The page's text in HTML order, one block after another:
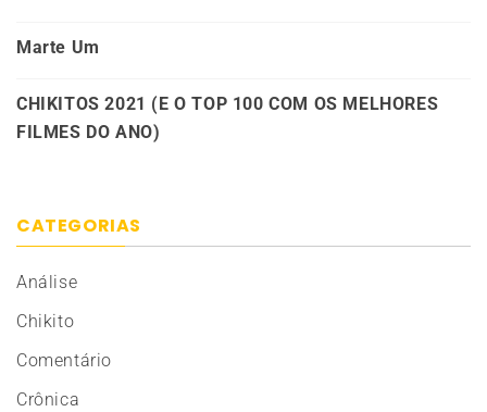
Marte Um
CHIKITOS 2021 (E O TOP 100 COM OS MELHORES
FILMES DO ANO)
CATEGORIAS
Análise
Chikito
Comentário
Crônica